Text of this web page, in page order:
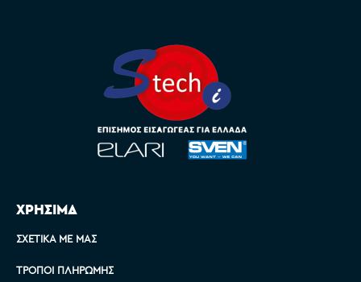
ΧΡΗΣΙΜΑ
ΣΧΕΤΙΚΆ ΜΕ ΜΑΣ
ΤΡΌΠΟΙ ΠΛΗΡΩΜΉΣ